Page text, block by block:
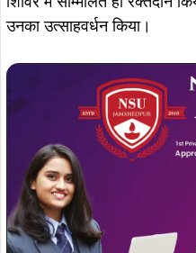
सामाजिक दायित्व का निर्वाह
से भाजपा नेता सतबीर सिंह
मौके पर दिवाकर सिंह ने चंचल
वो लगातार जरूरत मंद मरीज़ों
रहते है जो कि निश्चित रूप से
बदलाव के कारण जरूरतमंद की